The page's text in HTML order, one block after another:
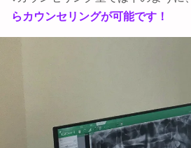
らカウンセリングが可能です！